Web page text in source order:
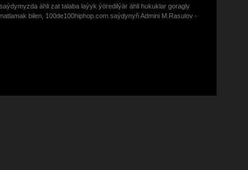
ähli zat talaba laýyk ýöredilýär ähli hukuklar goragly
bilen, 100de100hiphop.com saýdynyñ Admini M.Rasulov -